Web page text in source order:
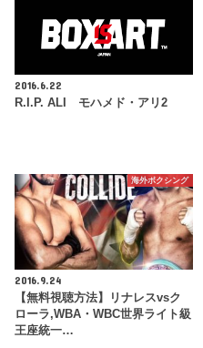
2016.6.22
R.I.P. ALI モハメド・アリ2
海外ボクシング
2016.9.24
【無料視聴方法】リナレスvsク
ローラ,WBA・WBC世界ライト級
王座統一…